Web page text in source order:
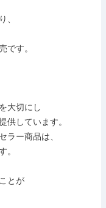
、
です。
大切にし
供しています。
ラー商品は、
。
とが